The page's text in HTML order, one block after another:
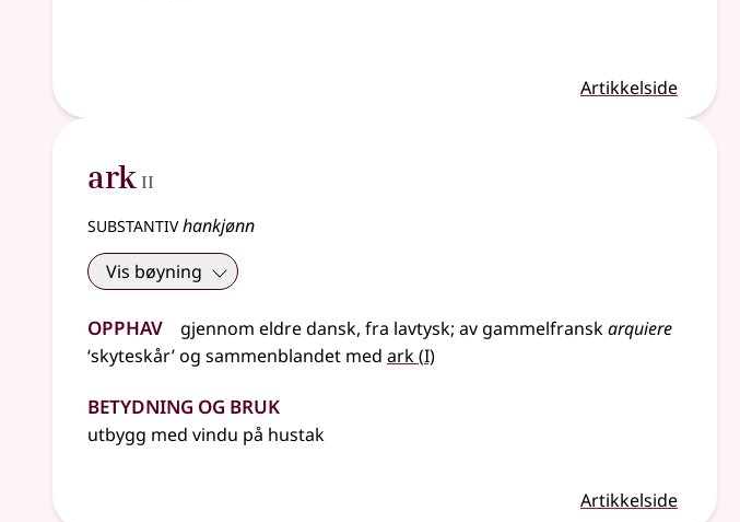
Artikkelside
ark II
substantivhankjønn
Vis bøyning
Opphav gjennom eldredansk, fra lavtysk; av gammelfranskarquiere
‘skyteskår’ og sammenblandet med ark(1
I)
Betydning og bruk
utbygg med vindu på hustak
Artikkelside